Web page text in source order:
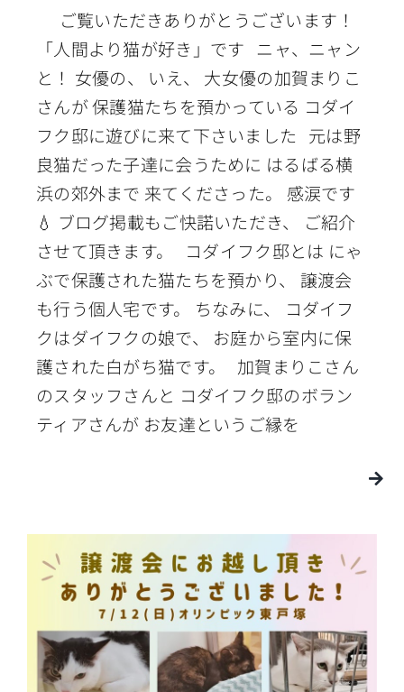
ご覧いただきありがとうございます！
「人間より猫が好き」です ニャ、ニャン
と！ 女優の、 いえ、 大女優の加賀まりこ
さんが 保護猫たちを預かっている コダイ
フク邸に遊びに来て下さいました 元は野
良猫だった子達に会うために はるばる横
浜の郊外まで 来てくださった。 感涙です
💧 ブログ掲載もご快諾いただき、 ご紹介
させて頂きます。 コダイフク邸とは にゃ
ぶで保護された猫たちを預かり、 譲渡会
も行う個人宅です。 ちなみに、 コダイフ
クはダイフクの娘で、 お庭から室内に保
護された白がち猫です。 加賀まりこさん
のスタッフさんと コダイフク邸のボラン
ティアさんが お友達というご縁を